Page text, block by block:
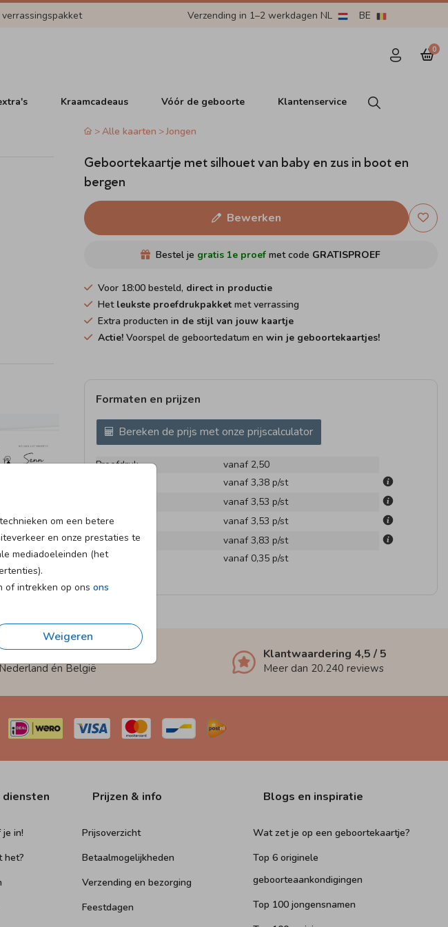
Verzending in 1–2 werkdagen NL BE
0
Kraamcadeaus Vóór de geboorte Klantenservice
om een betere
en onze prestaties te
mediadoeleinden (het
of intrekken op ons ons
Weigeren
Alle kaarten Jongen
Geboortekaartje met silhouet van baby en zus in boot en
bergen
Bewerken
Bestel je gratis 1e proef met code GRATISPROEF
Voor 18:00 besteld, direct in productie
Het leukste proefdrukpakketmet verrassing
Extra producten in de stijl van jouw kaartje
Actie!Voorspel de geboortedatum en win je geboortekaartjes!
Formaten en prijzen
Bereken de prijs met onze prijscalculator
Proefdruk
vanaf 2,50
vanaf 3,38 p/st
vanaf 3,53 p/st
13 × 13 cm
vanaf 3,53 p/st
15 × 15 cm
vanaf 3,83 p/st
Enveloppen
vanaf 0,35 p/st
in 1-2 werkdagen
én België
Klantwaardering 4,5 / 5
Meer dan 20.240 reviews
diensten
in!
het?
Prijzen & info
Prijsoverzicht
Betaalmogelijkheden
Verzending en bezorging
Feestdagen
Blogs en inspiratie
Wat zet je op een geboortekaartje?
Top 6 originele
geboorteaankondigingen
Top 100 jongensnamen